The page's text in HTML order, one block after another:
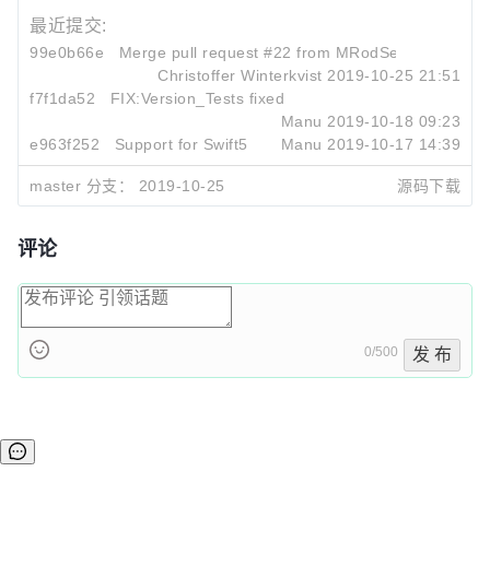
最近提交:
99e0b66e
Merge pull request #22 from MRodSebastian/
Christoffer Winterkvist 2019-10-25 21:51
f7f1da52
FIX:Version_Tests fixed
Manu 2019-10-18 09:23
e963f252
Support for Swift5 Manu 2019-10-17 14:39
master 分支： 2019-10-25 源码下载
评论
0/500 发 布